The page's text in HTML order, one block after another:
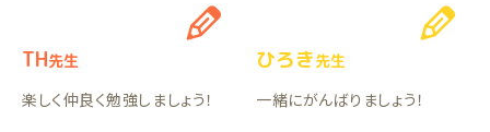
TH先生
楽しく仲良く勉強しましょう！
ひろき先生
一緒にがんばりましょう！